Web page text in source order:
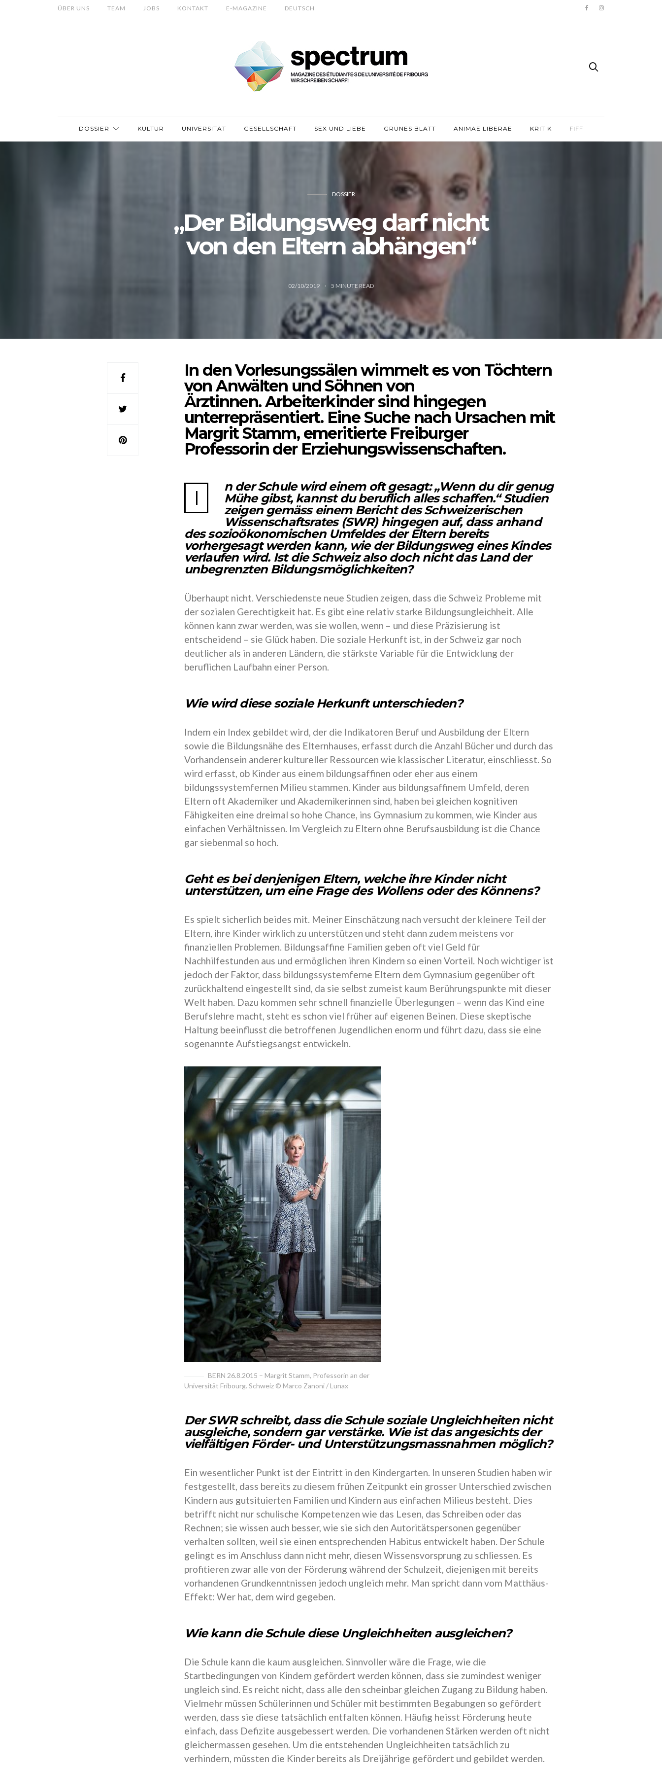
ÜBER UNS TEAM JOBS KONTAKT E-MAGAZINE DEUTSCH
DOSSIER KULTUR UNIVERSITÄT GESELLSCHAFT SEX UND LIEBE GRÜNES BLATT ANIMAE LIBERAE KRITIK FIFF
DOSSIER
„Der Bildungsweg darf nicht
von den Eltern abhängen“
02/10/2019 5 MINUTE READ
In den Vorlesungssälen wimmelt es von Töchtern
von Anwälten und Söhnen von
Ärztinnen. Arbeiterkinder sind hingegen
unterrepräsentiert. Eine Suche nach Ursachen mit
Margrit Stamm, emeritierte Freiburger
Professorin der Erziehungswissenschaften.
I
n der Schule wird einem oft gesagt: „Wenn du dir genug
Mühe gibst, kannst du beruflich alles schaffen.“ Studien
zeigen gemäss einem Bericht des Schweizerischen
Wissenschaftsrates (SWR) hingegen auf, dass anhand
des sozioökonomischen Umfeldes der Eltern bereits
vorhergesagt werden kann, wie der Bildungsweg eines Kindes
verlaufen wird. Ist die Schweiz also doch nicht das Land der
unbegrenzten Bildungsmöglichkeiten?
Überhaupt nicht. Verschiedenste neue Studien zeigen, dass die Schweiz Probleme mit
der sozialen Gerechtigkeit hat. Es gibt eine relativ starke Bildungsungleichheit. Alle
können kann zwar werden, was sie wollen, wenn – und diese Präzisierung ist
entscheidend – sie Glück haben. Die soziale Herkunft ist, in der Schweiz gar noch
deutlicher als in anderen Ländern, die stärkste Variable für die Entwicklung der
beruflichen Laufbahn einer Person.
Wie wird diese soziale Herkunft unterschieden?
Indem ein Index gebildet wird, der die Indikatoren Beruf und Ausbildung der Eltern
sowie die Bildungsnähe des Elternhauses, erfasst durch die Anzahl Bücher und durch das
Vorhandensein anderer kultureller Ressourcen wie klassischer Literatur, einschliesst. So
wird erfasst, ob Kinder aus einem bildungsaffinen oder eher aus einem
bildungssystemfernen Milieu stammen. Kinder aus bildungsaffinem Umfeld, deren
Eltern oft Akademiker und Akademikerinnen sind, haben bei gleichen kognitiven
Fähigkeiten eine dreimal so hohe Chance, ins Gymnasium zu kommen, wie Kinder aus
einfachen Verhältnissen. Im Vergleich zu Eltern ohne Berufsausbildung ist die Chance
gar siebenmal so hoch.
Geht es bei denjenigen Eltern, welche ihre Kinder nicht
unterstützen, um eine Frage des Wollens oder des Könnens?
Es spielt sicherlich beides mit. Meiner Einschätzung nach versucht der kleinere Teil der
Eltern, ihre Kinder wirklich zu unterstützen und steht dann zudem meistens vor
finanziellen Problemen. Bildungsaffine Familien geben oft viel Geld für
Nachhilfestunden aus und ermöglichen ihren Kindern so einen Vorteil. Noch wichtiger ist
jedoch der Faktor, dass bildungssystemferne Eltern dem Gymnasium gegenüber oft
zurückhaltend eingestellt sind, da sie selbst zumeist kaum Berührungspunkte mit dieser
Welt haben. Dazu kommen sehr schnell finanzielle Überlegungen – wenn das Kind eine
Berufslehre macht, steht es schon viel früher auf eigenen Beinen. Diese skeptische
Haltung beeinflusst die betroffenen Jugendlichen enorm und führt dazu, dass sie eine
sogenannte Aufstiegsangst entwickeln.
BERN 26.8.2015 – Margrit Stamm, Professorin an der
Universität Fribourg. Schweiz © Marco Zanoni / Lunax
Der SWR schreibt, dass die Schule soziale Ungleichheiten nicht
ausgleiche, sondern gar verstärke. Wie ist das angesichts der
vielfältigen Förder- und Unterstützungsmassnahmen möglich?
Ein wesentlicher Punkt ist der Eintritt in den Kindergarten. In unseren Studien haben wir
festgestellt, dass bereits zu diesem frühen Zeitpunkt ein grosser Unterschied zwischen
Kindern aus gutsituierten Familien und Kindern aus einfachen Milieus besteht. Dies
betrifft nicht nur schulische Kompetenzen wie das Lesen, das Schreiben oder das
Rechnen; sie wissen auch besser, wie sie sich den Autoritätspersonen gegenüber
verhalten sollten, weil sie einen entsprechenden Habitus entwickelt haben. Der Schule
gelingt es im Anschluss dann nicht mehr, diesen Wissensvorsprung zu schliessen. Es
profitieren zwar alle von der Förderung während der Schulzeit, diejenigen mit bereits
vorhandenen Grundkenntnissen jedoch ungleich mehr. Man spricht dann vom Matthäus-
Effekt: Wer hat, dem wird gegeben.
Wie kann die Schule diese Ungleichheiten ausgleichen?
Die Schule kann die kaum ausgleichen. Sinnvoller wäre die Frage, wie die
Startbedingungen von Kindern gefördert werden können, dass sie zumindest weniger
ungleich sind. Es reicht nicht, dass alle den scheinbar gleichen Zugang zu Bildung haben.
Vielmehr müssen Schülerinnen und Schüler mit bestimmten Begabungen so gefördert
werden, dass sie diese tatsächlich entfalten können. Häufig heisst Förderung heute
einfach, dass Defizite ausgebessert werden. Die vorhandenen Stärken werden oft nicht
gleichermassen gesehen. Um die entstehenden Ungleichheiten tatsächlich zu
verhindern, müssten die Kinder bereits als Dreijährige gefördert und gebildet werden.